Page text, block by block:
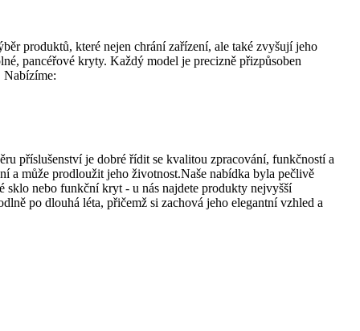
produktů, které nejen chrání zařízení, ale také zvyšují jeho
pancéřové kryty. Každý model je precizně přizpůsoben
Nabízíme:
příslušenství je dobré řídit se kvalitou zpracování, funkčností a
a může prodloužit jeho životnost.Naše nabídka byla pečlivě
sklo nebo funkční kryt - u nás najdete produkty nejvyšší
po dlouhá léta, přičemž si zachová jeho elegantní vzhled a